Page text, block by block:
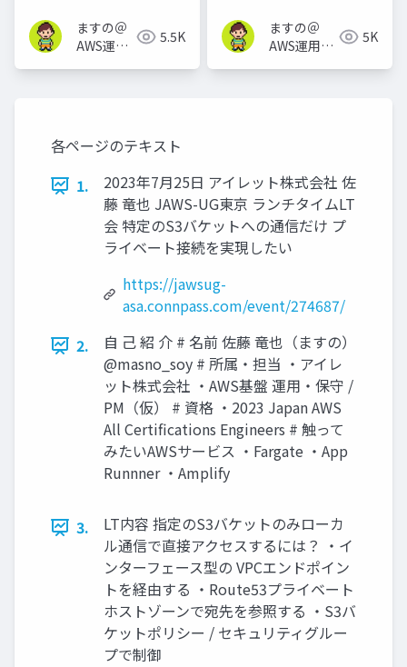
ますの＠
AWS運用
5.5K
更新していく
ますの＠
AWS運用保
5K
各ページのテキスト
1.
2023年7月25日 アイレット株式会社 佐
藤 竜也 JAWS-UG東京 ランチタイムLT
会 特定のS3バケットへの通信だけ プ
ライベート接続を実現したい
https://jawsug-
asa.connpass.com/event/274687/
2.
自 己 紹 介 # 名前 佐藤 竜也（ますの）
@masno_soy # 所属・担当 ・アイレ
ット株式会社 ・AWS基盤 運用・保守 /
PM（仮） # 資格 ・2023 Japan AWS
All Certifications Engineers # 触って
みたいAWSサービス ・Fargate ・App
Runnner ・Amplify
3.
LT内容 指定のS3バケットのみローカ
ル通信で直接アクセスするには？ ・イ
ンターフェース型の VPCエンドポイン
トを経由する ・Route53プライベート
ホストゾーンで宛先を参照する ・S3バ
ケットポリシー / セキュリティグルー
プで制御